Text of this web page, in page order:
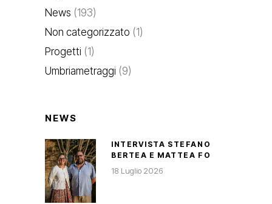
News (193)
Non categorizzato (1)
Progetti (1)
Umbriametraggi (9)
NEWS
INTERVISTA STEFANO
BERTEA E MATTEA FO
18 Luglio 2026